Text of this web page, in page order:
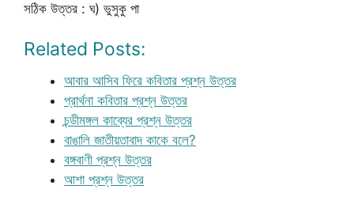
সঠিক উত্তর : ঘ) ভুসুকু পা
Related Posts:
আবার আসিব ফিরে কবিতার প্রশ্ন উত্তর
প্রার্থনা কবিতার প্রশ্ন উত্তর
চন্ডীমঙ্গল কাব্যের প্রশ্ন উত্তর
বাঙালি জাতীয়তাবাদ কাকে বলে?
বঙ্গবাণী প্রশ্ন উত্তর
আশা প্রশ্ন উত্তর